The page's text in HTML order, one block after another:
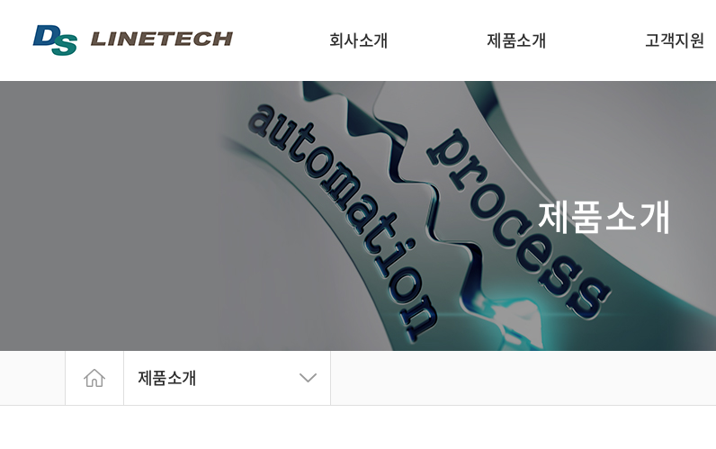
회사소개
인사말
회사구성 및 연락처
회사약도
회사연혁
제품소개
온라인 중금속 분석기
인라인 농도 분석기
인라인 광도계
일반 수질 항목 분석기
온라인 수질 분석기
온라인 미량 원소
분석기
현장용 유량계
고객지원
기기원리
카타로그
제품소개
제품소개